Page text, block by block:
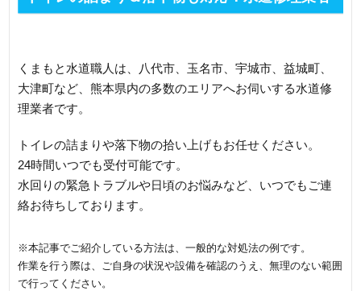
くまもと水道職人は、八代市、玉名市、宇城市、益城町、
大津町など、熊本県内の多数のエリアへお伺いする水道修
理業者です。
トイレの詰まりや落下物の拾い上げもお任せください。
24時間いつでも受付可能です。
水回りの緊急トラブルや日頃のお悩みなど、いつでもご連
絡お待ちしております。
※本記事でご紹介している方法は、一般的な対処法の例です。
作業を行う際は、ご自身の状況や設備を確認のうえ、無理のない範囲
で行ってください。